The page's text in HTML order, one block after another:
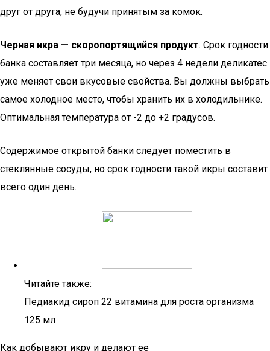
друг от друга, не будучи принятым за комок.
Черная икра — скоропортящийся продукт. Срок годности
банка составляет три месяца, но через 4 недели деликатес
уже меняет свои вкусовые свойства. Вы должны выбрать
самое холодное место, чтобы хранить их в холодильнике.
Оптимальная температура от -2 до +2 градусов.
Содержимое открытой банки следует поместить в
стеклянные сосуды, но срок годности такой икры составит
всего один день.
Читайте также:
Педиакид сироп 22 витамина для роста организма
125 мл
Как добывают икру и делают ее